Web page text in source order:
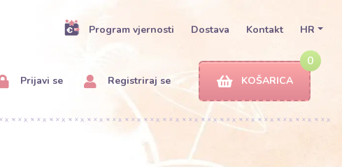
Program vjernosti Dostava Kontakt HR
Prijavi se Registriraj se
0
KOŠARICA